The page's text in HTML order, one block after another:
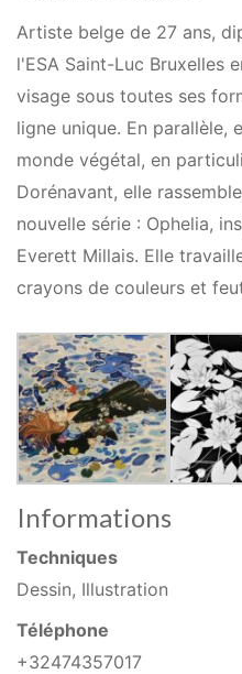
Artiste belge de 27 ans,
l'ESA Saint-Luc Bruxelles
visage sous toutes ses
ligne unique. En parallèle,
monde végétal, en
Dorénavant, elle
nouvelle série : Ophelia,
Everett Millais. Elle
crayons de couleurs et
Informations
Techniques
Dessin, Illustration
Téléphone
+32474357017